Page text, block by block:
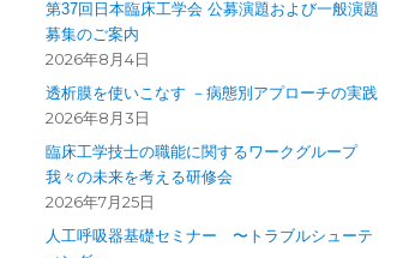
第37回日本臨床工学会 公募演題および一般演題
募集のご案内
2026年8月4日
透析膜を使いこなす －病態別アプローチの実践
2026年8月3日
臨床工学技士の職能に関するワークグループ
我々の未来を考える研修会
2026年7月25日
人工呼吸器基礎セミナー 〜トラブルシューテ